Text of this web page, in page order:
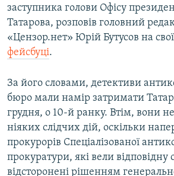
заступника голови Офісу
Татарова, розповів головний
«Цензор.нет» Юрій Бутусов на
фейсбуці.
За його словами, детективи
бюро мали намір затримати
грудня, о 10-й ранку. Втім, вони
ніяких слідчих дій, оскільки
прокурорів Спеціалізованої
прокуратури, які вели відповідну
відсторонені рішенням